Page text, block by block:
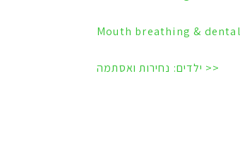
<< ילדים: נחירות ואסתמה